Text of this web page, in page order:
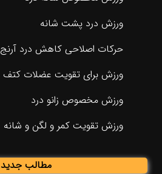
ورزش درد پشت شانه
حرکات اصلاحی کاهش درد آرنج
ورزش برای تقویت عضلات کتف
ورزش مخصوص زانو درد
ورزش تقویت کمر و لگن و شانه
مطالب جدید